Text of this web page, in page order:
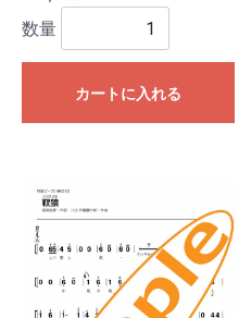
数量
カートに入れる